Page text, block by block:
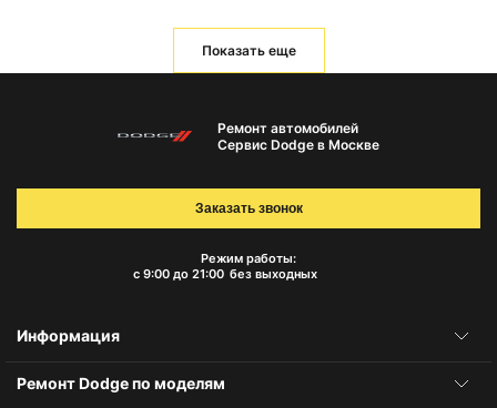
Показать еще
Ремонт автомобилей
Сервис Dodge в Москве
Режим работы:
с 9:00 до 21:00 без выходных
Заказать звонок
Информация
Ремонт Dodge по моделям